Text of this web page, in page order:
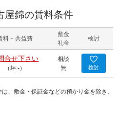
屋錦の賃料条件
料 + 共益費
敷金
礼金
検討
合せ下さい
（坪:-）
相談
無
検討
、敷金・保証金などの預かり金を除き、